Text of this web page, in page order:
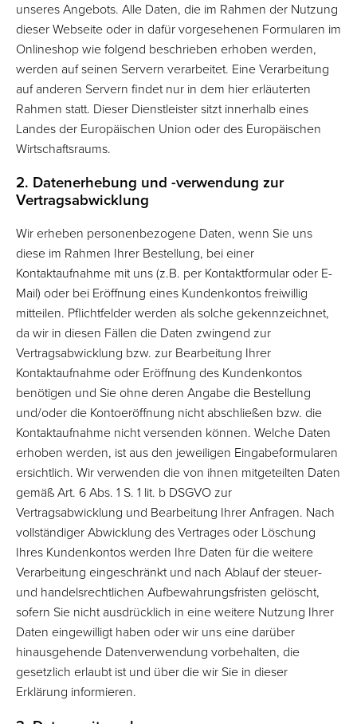
unseres Angebots. Alle Daten, die im Rahmen der Nutzung
dieser Webseite oder in dafür vorgesehenen Formularen im
Onlineshop wie folgend beschrieben erhoben werden,
werden auf seinen Servern verarbeitet. Eine Verarbeitung
auf anderen Servern findet nur in dem hier erläuterten
Rahmen statt. Dieser Dienstleister sitzt innerhalb eines
Landes der Europäischen Union oder des Europäischen
Wirtschaftsraums.
2. Datenerhebung und -verwendung zur
Vertragsabwicklung
Wir erheben personenbezogene Daten, wenn Sie uns
diese im Rahmen Ihrer Bestellung, bei einer
Kontaktaufnahme mit uns (z.B. per Kontaktformular oder E-
Mail) oder bei Eröffnung eines Kundenkontos freiwillig
mitteilen. Pflichtfelder werden als solche gekennzeichnet,
da wir in diesen Fällen die Daten zwingend zur
Vertragsabwicklung bzw. zur Bearbeitung Ihrer
Kontaktaufnahme oder Eröffnung des Kundenkontos
benötigen und Sie ohne deren Angabe die Bestellung
und/oder die Kontoeröffnung nicht abschließen bzw. die
Kontaktaufnahme nicht versenden können. Welche Daten
erhoben werden, ist aus den jeweiligen Eingabeformularen
ersichtlich. Wir verwenden die von ihnen mitgeteilten Daten
gemäß Art. 6 Abs. 1 S. 1 lit. b DSGVO zur
Vertragsabwicklung und Bearbeitung Ihrer Anfragen. Nach
vollständiger Abwicklung des Vertrages oder Löschung
Ihres Kundenkontos werden Ihre Daten für die weitere
Verarbeitung eingeschränkt und nach Ablauf der steuer-
und handelsrechtlichen Aufbewahrungsfristen gelöscht,
sofern Sie nicht ausdrücklich in eine weitere Nutzung Ihrer
Daten eingewilligt haben oder wir uns eine darüber
hinausgehende Datenverwendung vorbehalten, die
gesetzlich erlaubt ist und über die wir Sie in dieser
Erklärung informieren.